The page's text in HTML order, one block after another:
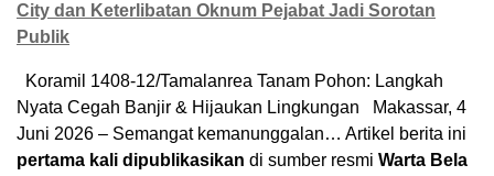
City dan Keterlibatan Oknum Pejabat Jadi Sorotan
Publik
Koramil 1408-12/Tamalanrea Tanam Pohon: Langkah
Nyata Cegah Banjir & Hijaukan Lingkungan Makassar, 4
Juni 2026 – Semangat kemanunggalan… Artikel berita ini
pertama kali dipublikasikan di sumber resmi Warta Bela